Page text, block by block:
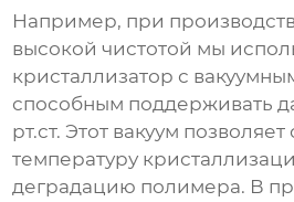
Например, при
высокой чистотой мы
кристаллизатор с
способным поддерживать
рт.ст. Этот вакуум позволяет
температуру
деградацию полимера. В